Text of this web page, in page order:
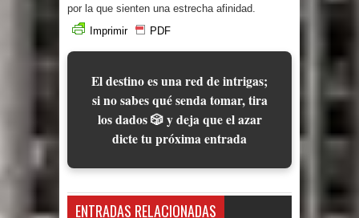
por la que sienten una estrecha afinidad.
Imprimir
PDF
El destino es una red de intrigas;
si no sabes qué senda tomar, tira
los dados 🎲 y deja que el azar
dicte tu próxima entrada
ENTRADAS RELACIONADAS